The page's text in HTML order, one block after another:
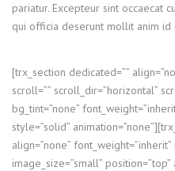
pariatur. Excepteur sint occaecat
qui officia deserunt mollit anim id
[trx_section dedicated=””
scroll=”” scroll_dir=”horizontal”
bg_tint=”none”
style=”solid”
align=”none”
image_size=”small”